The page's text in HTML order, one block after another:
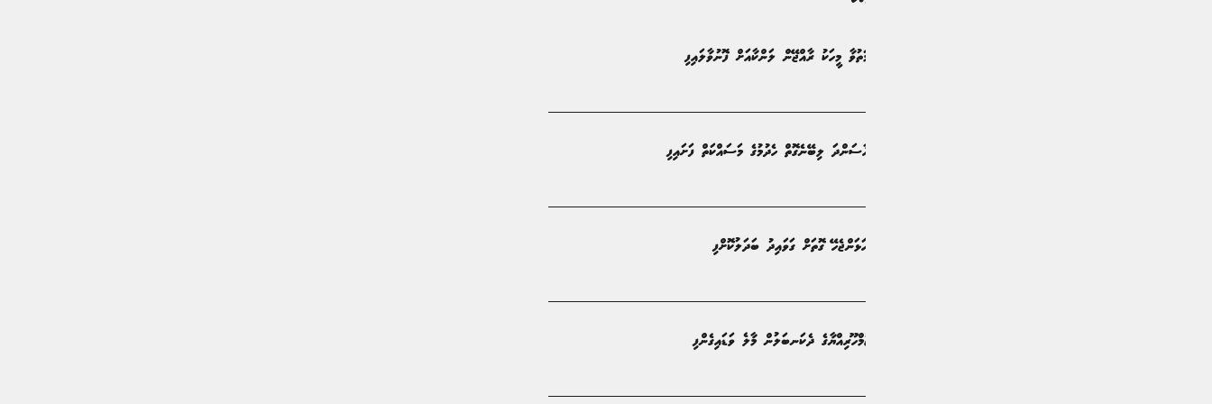
މީހަކު މަރާލި މައްސަލައެއްގައި ތުހުމަތުވާ މީހަކު ރާއްޖޭން ލަންކާއަށް ފޮނުވާލައިފި
ލަންކާގެ އިތުރު ހޮސްޕިޓަލްތަކުން އާސަންދަ ލިބޭނެގޮތް ހެދުމުގެ މަސައްކަތް ފަށައިފި
ލަންކާއަށް އެތެރެވުމަށް އީޓީއޭ ހުށަހަޅަންޖެހޭ ގޮތަށް ގަވައިދު ބަދަލުކޮށްފި
ފުރަމާނަ ދަތުރުފުޅަށްފަހު ރައީސުލްޖުމްހޫރިއްޔާގެ ދެކަނބަލުން މާލެ ވަޑައިގެންފި